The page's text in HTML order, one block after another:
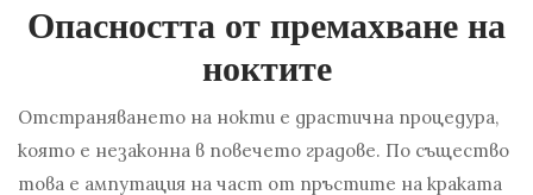
Опасността от премахване на
ноктите
Отстраняването на нокти е драстична процедура,
която е незаконна в повечето градове. По същество
това е ампутация на част от пръстите на краката